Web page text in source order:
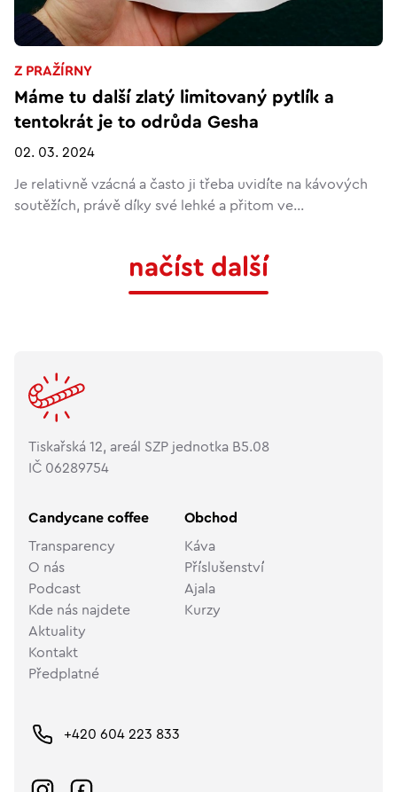
Z PRAŽÍRNY
Máme tu další zlatý limitovaný pytlík a
tentokrát je to odrůda Gesha
02. 03. 2024
Je relativně vzácná a často ji třeba uvidíte na kávových
soutěžích, právě díky své lehké a přitom ve...
načíst další
Tiskařská 12, areál SZP jednotka B5.08
IČ 06289754
Candycane coffee
Transparency
O nás
Podcast
Kde nás najdete
Aktuality
Kontakt
Předplatné
Obchod
Káva
Příslušenství
Ajala
Kurzy
+420 604 223 833